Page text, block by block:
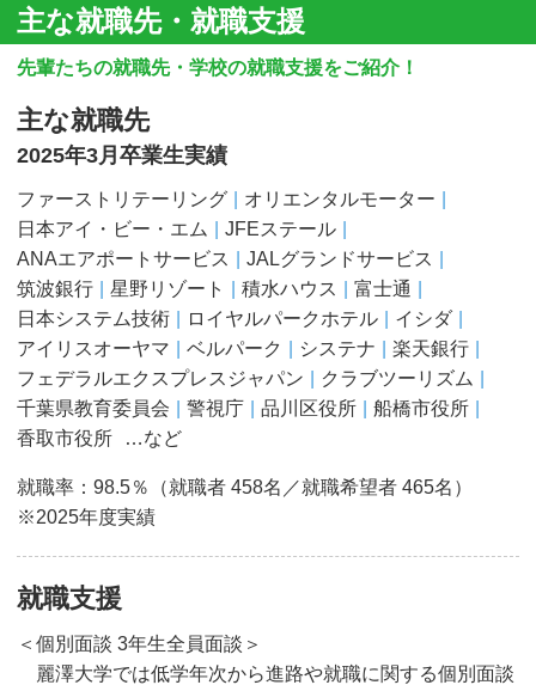
主な就職先・就職支援
先輩たちの就職先・学校の就職支援をご紹介！
主な就職先
2025年3月卒業生実績
ファーストリテーリング
オリエンタルモーター
日本アイ・ビー・エム
JFEステール
ANAエアポートサービス
JALグランドサービス
筑波銀行
星野リゾート 積水ハウス
富士通
日本システム技術
ロイヤルパークホテル
イシダ
アイリスオーヤマ
ベルパーク システナ
楽天銀行
フェデラルエクスプレスジャパン
クラブツーリズム
千葉県教育委員会
警視庁 品川区役所
船橋市役所
香取市役所
…など
就職率：98.5％（就職者 458名／就職希望者 465名）
※2025年度実績
就職支援
＜個別面談 3年生全員面談＞
麗澤大学では低学年次から進路や就職に関する個別面談